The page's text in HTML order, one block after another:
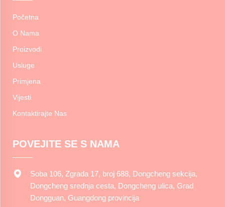
Početna
O Nama
Proizvodi
Usluge
Primjena
Vijesti
Kontaktirajte Nas
POVEJITE SE S NAMA
Soba 106, Zgrada 17, broj 688, Dongcheng sekcija,
Dongcheng srednja cesta, Dongcheng ulica, Grad
Dongguan, Guangdong provincija